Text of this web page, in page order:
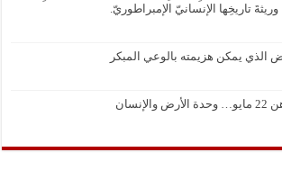
تاريخِها الإنسانيّ الإمبراطوريّ.
يمكن هزيمته بالوعي المبكر